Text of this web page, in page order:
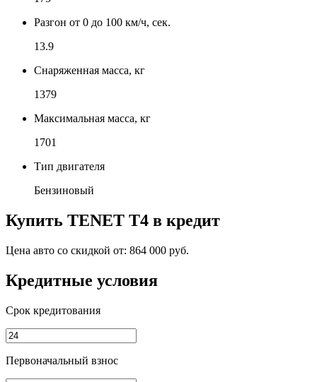
Разгон от 0 до 100 км/ч, сек.
13.9
Снаряженная масса, кг
1379
Максимальная масса, кг
1701
Тип двигателя
Бензиновый
Купить TENET T4 в кредит
Цена авто со скидкой от: 864 000 руб.
Кредитные условия
Срок кредитования
Первоначальный взнос